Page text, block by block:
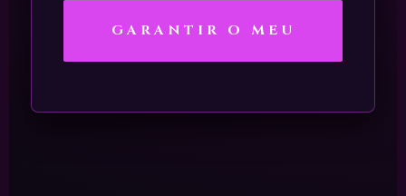
GARANTIR O MEU